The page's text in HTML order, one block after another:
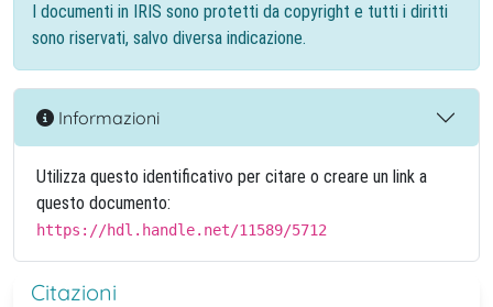
I documenti in IRIS sono protetti da copyright e tutti i diritti
sono riservati, salvo diversa indicazione.
Informazioni
Utilizza questo identificativo per citare o creare un link a
questo documento:
https://hdl.handle.net/11589/5712
Citazioni